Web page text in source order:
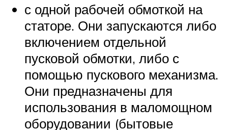
с одной рабочей обмоткой на
статоре. Они запускаются либо
включением отдельной
пусковой обмотки, либо с
помощью пускового механизма.
Они предназначены для
использования в маломощном
оборудовании (бытовые